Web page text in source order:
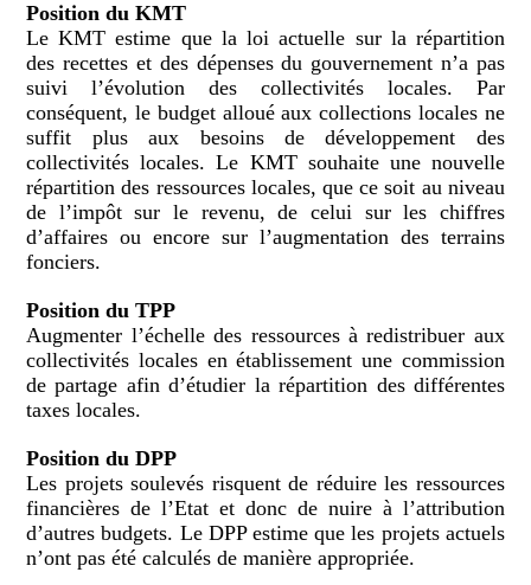
Position du KMT
Le KMT estime que la loi actuelle sur la répartition
des recettes et des dépenses du gouvernement n’a pas
suivi l’évolution des collectivités locales. Par
conséquent, le budget alloué aux collections locales ne
suffit plus aux besoins de développement des
collectivités locales. Le KMT souhaite une nouvelle
répartition des ressources locales, que ce soit au niveau
de l’impôt sur le revenu, de celui sur les chiffres
d’affaires ou encore sur l’augmentation des terrains
fonciers.
Position du TPP
Augmenter l’échelle des ressources à redistribuer aux
collectivités locales en établissement une commission
de partage afin d’étudier la répartition des différentes
taxes locales.
Position du DPP
Les projets soulevés risquent de réduire les ressources
financières de l’Etat et donc de nuire à l’attribution
d’autres budgets. Le DPP estime que les projets actuels
n’ont pas été calculés de manière appropriée.